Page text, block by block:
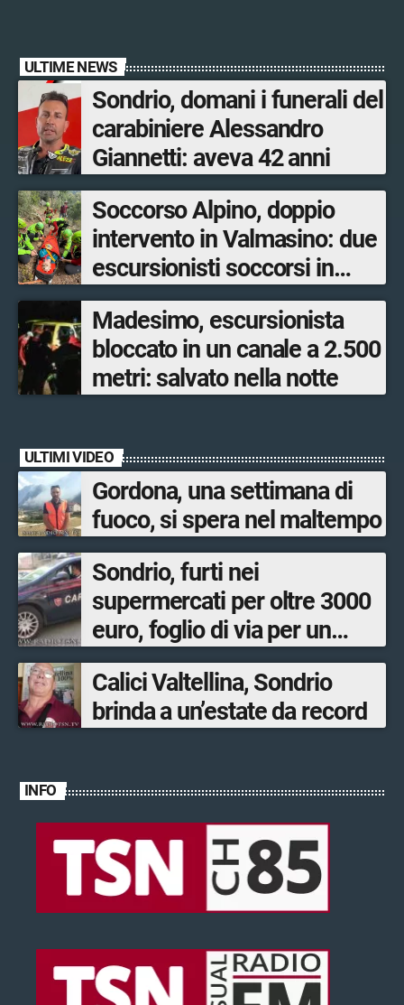
ULTIME NEWS
Sondrio, domani i funerali del
carabiniere Alessandro
Giannetti: aveva 42 anni
Soccorso Alpino, doppio
intervento in Valmasino: due
escursionisti soccorsi in
poche ore
Madesimo, escursionista
bloccato in un canale a 2.500
metri: salvato nella notte
ULTIMI VIDEO
Gordona, una settimana di
fuoco, si spera nel maltempo
Sondrio, furti nei
supermercati per oltre 3000
euro, foglio di via per un
ventinovenne
Calici Valtellina, Sondrio
brinda a un’estate da record
INFO